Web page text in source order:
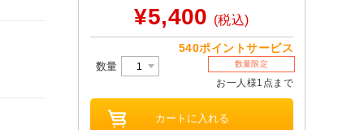
¥5,400 (税込)
540ポイントサービス
数量 数量限定
お一人様1点まで